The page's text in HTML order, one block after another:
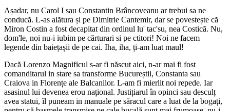
Așadar, nu Carol I sau Constantin Brâncoveanu ar trebui sa ne
conducă. L-as alătura și pe Dimitrie Cantemir, dar se povestește că
Miron Costin a fost decapitat din ordinul lu' tac'su, nea Costică. Nu,
dom'le, noi nu-i iubim pe cărturari si pe ctitori! Noi ne facem
legende din baiețașii de pe cai. Iha, iha, ți-am luat maul!
Dacă Lorenzo Magnificul s-ar fi născut aici, n-ar mai fi fost
comanditarul in stare sa transforme Bucureștii, Constanta sau
Craiova in Florențe ale Balcanilor. L-am fi mierlit noi repede. Iar
asasinul lui devenea erou național. Justițiarul în opinci sau desculț
avea statui, îl puneam in manuale pe săracul care a luat de la bogați,